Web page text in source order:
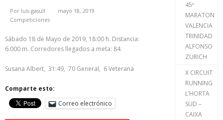
Por luis gasull
mayo 18, 2019
Competiciones
Sábado 18 de Mayo de 2019, 18:00 h. Distancia:
6.000 m. Corredores llegados a meta: 84.
Susana Albert, 31:49, 70 General, 6 Veterana
Comparte esto:
Correo electrónico
45º
MARATON
VALENCIA
TRINIDAD
ALFONSO
ZURICH
X CIRCUIT
RUNNING
L’HORTA
SUD –
CAIXA